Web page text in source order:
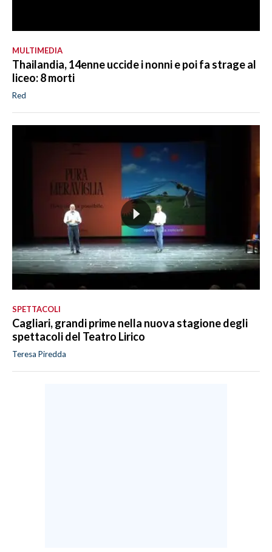
MULTIMEDIA
Thailandia, 14enne uccide i nonni e poi fa strage al
liceo: 8 morti
Red
SPETTACOLI
Cagliari, grandi prime nella nuova stagione degli
spettacoli del Teatro Lirico
Teresa Piredda